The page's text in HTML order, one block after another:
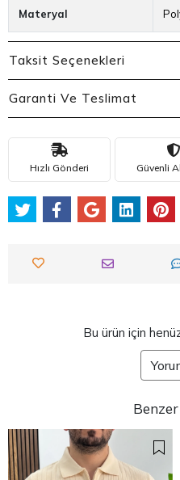
Materyal
Taksit Seçenekleri
Garanti Ve Teslimat
Hızlı Gönderi Güvenli
Bu ürün için